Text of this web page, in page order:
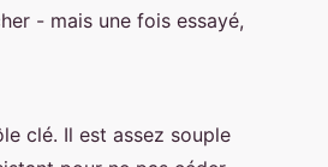
- mais une fois essayé,
clé. Il est assez souple